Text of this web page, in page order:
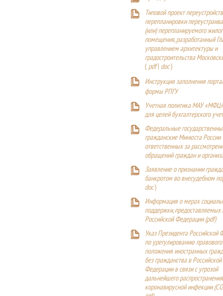
Типовой проект
перепланировки
(или) перепланируемого
помещения, разработанный
управлением архитектуры и
градостроительства
( pdf| doc)
Инструкция заполнения
формы РПГУ
Учетная политика МАУ
для целей бухгалтерского
Федеральные
гражданские Минюста России
ответственных за
обращений граждан и
Заявление о признании
банкротом во внесудебном
doc)
Информация о мерах
поддержки,
Российской Федерации (pdf)
Указ Президента Российской
по урегулированию правового
положения иностранных
без гражданства в Российской
Федерации в связи с угрозой
дальнейшего
коронавирусной инфекции